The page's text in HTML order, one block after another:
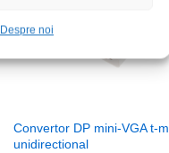
Despre noi
Convertor DP mini-VGA t-m
unidirectional